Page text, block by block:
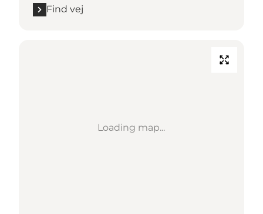
Find vej
Loading map...